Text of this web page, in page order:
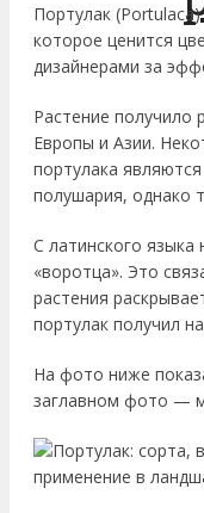
Портулак
которое ценится
дизайнерами за
Растение получило
Европы и Азии.
портулака
полушария, однако
С латинского языка
«воротца». Это
растения
портулак получил
На фото ниже
заглавном фото —